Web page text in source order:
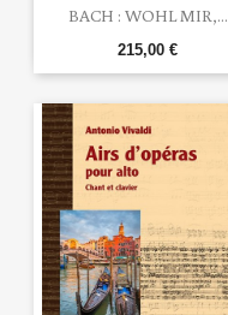
BACH : WOHL MIR,...
215,00 €